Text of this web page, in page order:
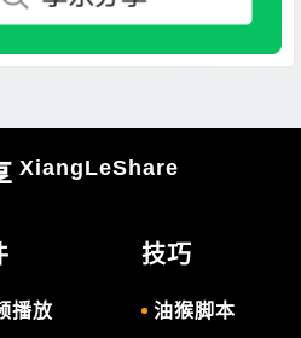
XiangLeShare
播放
技巧
油猴脚本